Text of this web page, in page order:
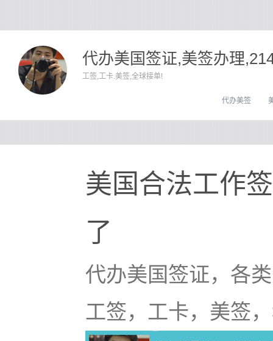
代办美国签证,美签办理
工签,工卡.美签,全球接单!
代办美签
美国合法工作
了
代办美国签证，各
工签，工卡，美签